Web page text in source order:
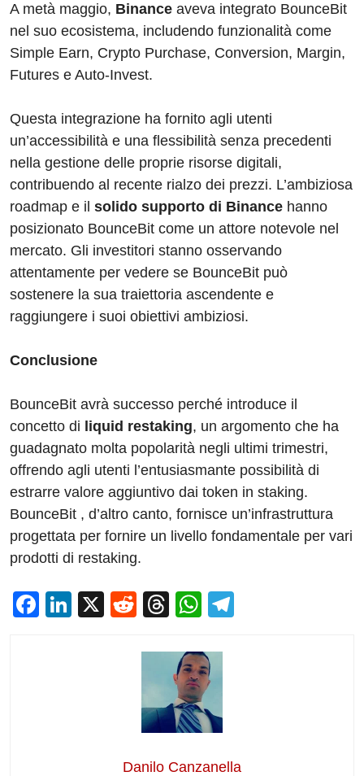
A metà maggio, Binance aveva integrato BounceBit
nel suo ecosistema, includendo funzionalità come
Simple Earn, Crypto Purchase, Conversion, Margin,
Futures e Auto-Invest.
Questa integrazione ha fornito agli utenti
un’accessibilità e una flessibilità senza precedenti
nella gestione delle proprie risorse digitali,
contribuendo al recente rialzo dei prezzi. L’ambiziosa
roadmap e il solido supporto di Binance hanno
posizionato BounceBit come un attore notevole nel
mercato. Gli investitori stanno osservando
attentamente per vedere se BounceBit può
sostenere la sua traiettoria ascendente e
raggiungere i suoi obiettivi ambiziosi.
Conclusione
BounceBit avrà successo perché introduce il
concetto di liquid restaking, un argomento che ha
guadagnato molta popolarità negli ultimi trimestri,
offrendo agli utenti l’entusiasmante possibilità di
estrarre valore aggiuntivo dai token in staking.
BounceBit , d’altro canto, fornisce un’infrastruttura
progettata per fornire un livello fondamentale per vari
prodotti di restaking.
F
Li
X
R
d
di
t
T
e
a
d
s
W
at
s
A
p
p
Danilo Canzanella